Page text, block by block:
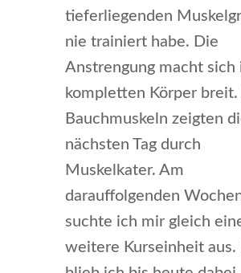
tieferliegenden
nie trainiert habe. Die
Anstrengung macht sich
kompletten Körper
Bauchmuskeln zeigten
nächsten Tag durch
Muskelkater. Am
darauffolgenden
suchte ich mir gleich
weitere Kurseinheit aus.